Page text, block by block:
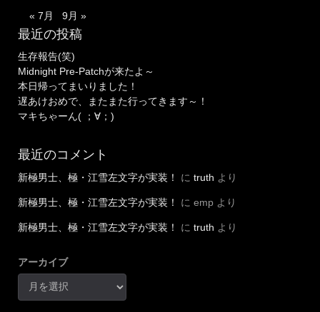
« 7月 9月 »
最近の投稿
生存報告(笑)
Midnight Pre-Patchが来たよ～
本日帰ってまいりました！
遅あけおめで、またまた行ってきます～！
マキちゃーん( ；∀；)
最近のコメント
新極男士、極・江雪左文字が実装！ に truth より
新極男士、極・江雪左文字が実装！ に emp より
新極男士、極・江雪左文字が実装！ に truth より
アーカイブ